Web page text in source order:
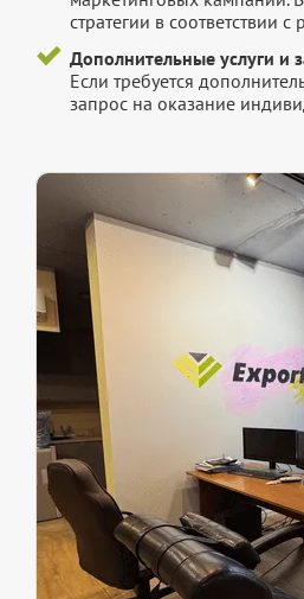
стратегии в соответствии с
Дополнительные услуги и
Если требуется
запрос на оказание